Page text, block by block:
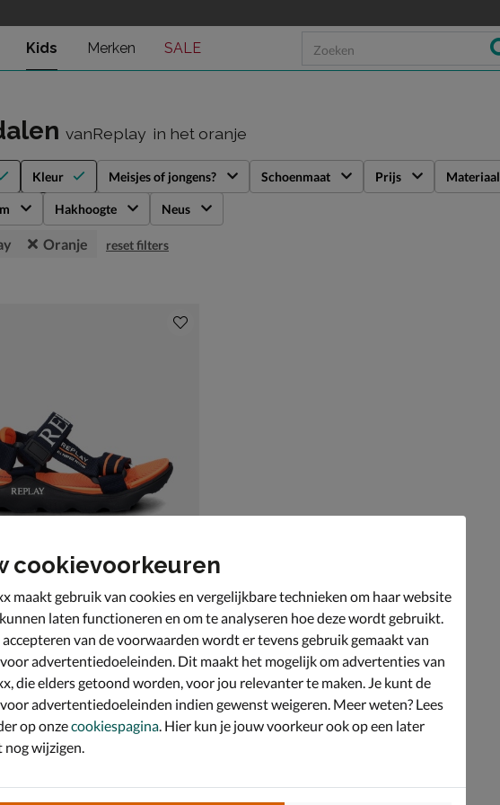
Kids Merken SALE
vanReplay in het oranje
Kleur Meisjes of jongens? Schoenmaat Prijs Materiaal
Hakhoogte Neus
Oranje reset filters
2
oranje
cookievoorkeuren
maakt gebruik van cookies en vergelijkbare technieken om haar website
laten functioneren en om te analyseren hoe deze wordt gebruikt.
van de voorwaarden wordt er tevens gebruik gemaakt van
advertentiedoeleinden. Dit maakt het mogelijk om advertenties van
die elders getoond worden, voor jou relevanter te maken. Je kunt de
advertentiedoeleinden indien gewenst weigeren. Meer weten? Lees
op onzecookiespagina. Hier kun je jouw voorkeur ook op een later
nog wijzigen.